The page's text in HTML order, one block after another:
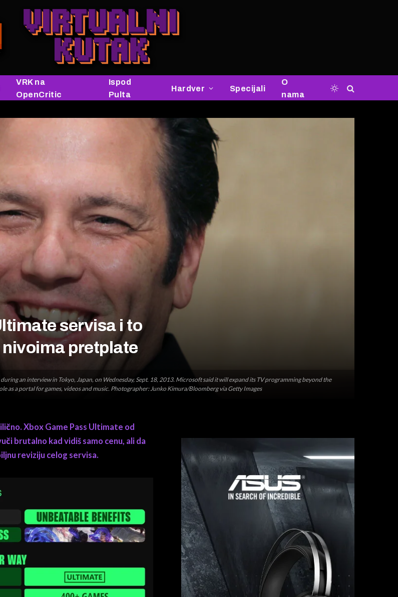
VRK na
OpenCritic
Ispod
Pulta
Hardver Specijali
O
nama
an interview in Tokyo, Japan, on Wednesday, Sept. 18, 2013. Microsoft said it will expand its TV programming beyond the
as a portal for games, videos and music. Photographer: Junko Kimura/Bloomberg via Getty Images
servisa i to
pretplate
Xbox Game Pass Ultimate od
brutalno kad vidiš samo cenu, ali da
reviziju celog servisa.